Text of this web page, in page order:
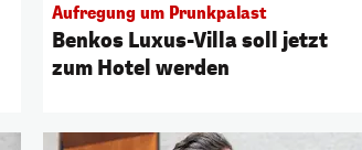
Aufregung um Prunkpalast
Benkos Luxus-Villa soll jetzt
zum Hotel werden